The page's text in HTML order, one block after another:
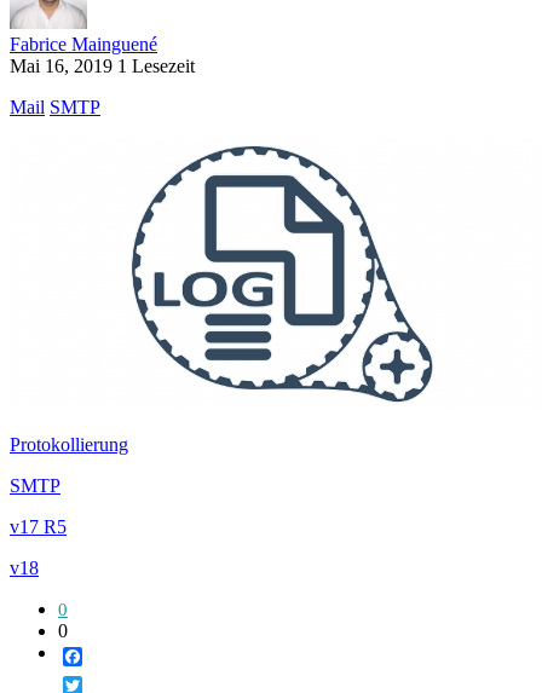
Fabrice Mainguené
Mai 16, 2019 1 Lesezeit
Mail SMTP
Protokollierung
SMTP
v17 R5
v18
0
0